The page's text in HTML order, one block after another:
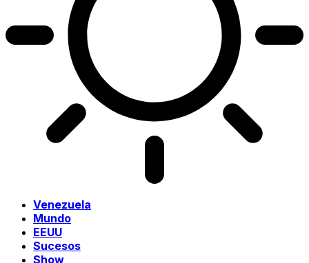
Venezuela
Mundo
EEUU
Sucesos
Show